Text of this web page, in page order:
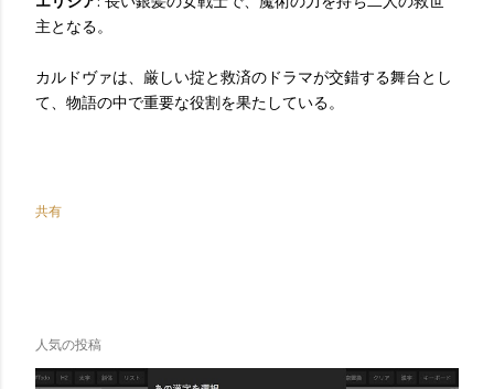
主となる。
カルドヴァは、厳しい掟と救済のドラマが交錯する舞台とし
て、物語の中で重要な役割を果たしている。
共有
人気の投稿